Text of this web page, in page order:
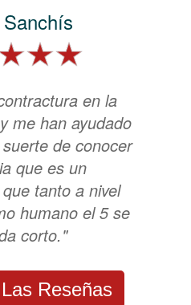
en la
me han ayudado
de conocer
que es un
tanto a nivel
humano el 5 se
corto."
Reseñas